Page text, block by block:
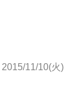
2015/11/10(火)